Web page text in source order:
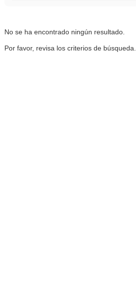
No se ha encontrado ningún resultado.
Por favor, revisa los criterios de búsqueda.